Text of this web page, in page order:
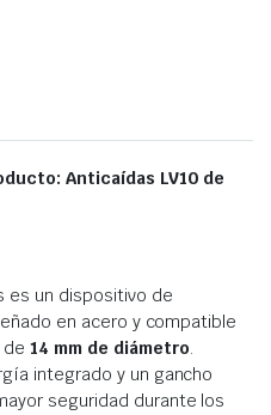
Anticaídas LV10 de
es un dispositivo de
en acero y compatible
de14 mm de diámetro.
integrado y un gancho
seguridad durante los